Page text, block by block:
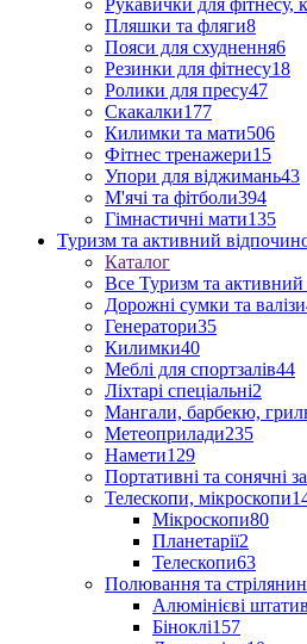
Рукавички для фітнесу,
Пляшки та фляги8
Пояси для схуднення6
Резинки для фітнесу18
Ролики для пресу47
Скакалки177
Килимки та мати506
Фітнес тренажери15
Упори для віджимань43
М'ячі та фітболи394
Гімнастичні мати135
Туризм та активний
Каталог
Все Туризм та активний
Дорожні сумки та валізи
Генератори35
Килимки40
Меблі для спортзалів44
Ліхтарі спеціальні2
Мангали, барбекю,
Метеоприлади235
Намети129
Портативні та сонячні
Телескопи, мікроскопи
Мікроскопи80
Планетарії2
Телескопи63
Полювання та
Алюмінієві
Біноклі157